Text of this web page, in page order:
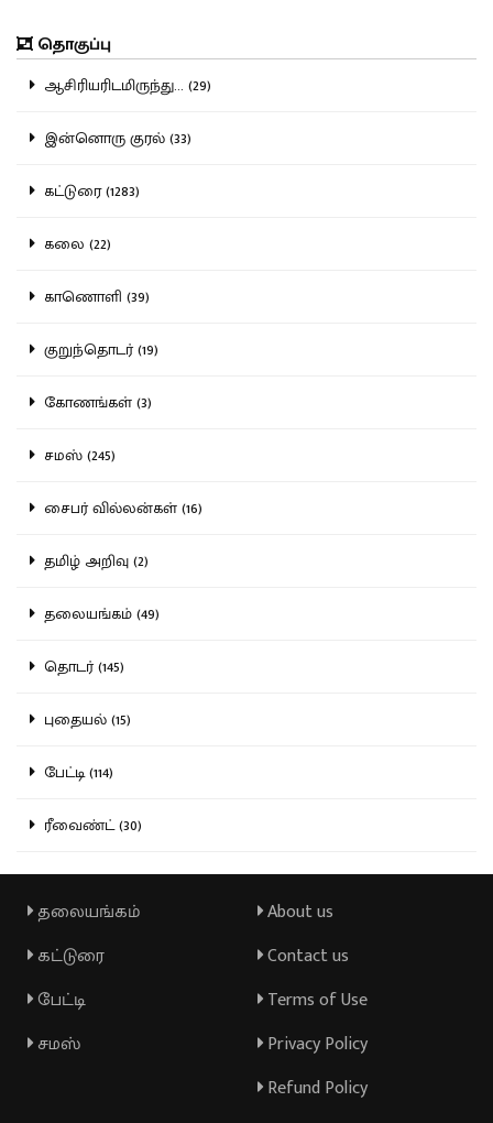
தொகுப்பு
ஆசிரியரிடமிருந்து... (29)
இன்னொரு குரல் (33)
கட்டுரை (1283)
கலை (22)
காணொளி (39)
குறுந்தொடர் (19)
கோணங்கள் (3)
சமஸ் (245)
சைபர் வில்லன்கள் (16)
தமிழ் அறிவு (2)
தலையங்கம் (49)
தொடர் (145)
புதையல் (15)
பேட்டி (114)
ரீவைண்ட் (30)
தலையங்கம்
கட்டுரை
பேட்டி
சமஸ்
About us
Contact us
Terms of Use
Privacy Policy
Refund Policy